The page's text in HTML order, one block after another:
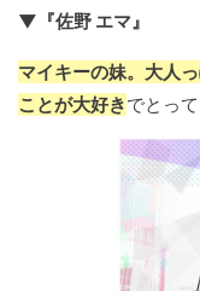
▼『佐野 エマ』
マイキーの妹。大人
ことが大好きでとっ